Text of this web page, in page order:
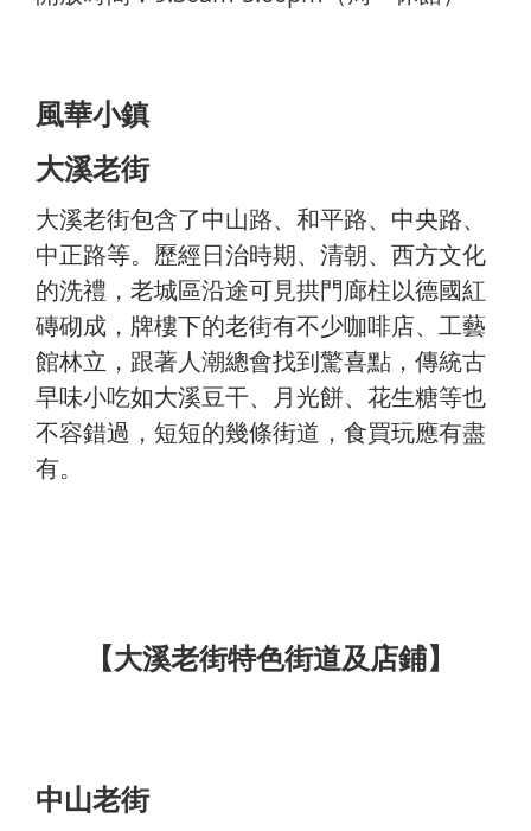
風華小鎮
大溪老街
大溪老街包含了中山路、和平路、中央路、
中正路等。歷經日治時期、清朝、西方文化
的洗禮，老城區沿途可見拱門廊柱以德國紅
磚砌成，牌樓下的老街有不少咖啡店、工藝
館林立，跟著人潮總會找到驚喜點，傳統古
早味小吃如大溪豆干、月光餅、花生糖等也
不容錯過，短短的幾條街道，食買玩應有盡
有。
【大溪老街特色街道及店鋪】
中山老街